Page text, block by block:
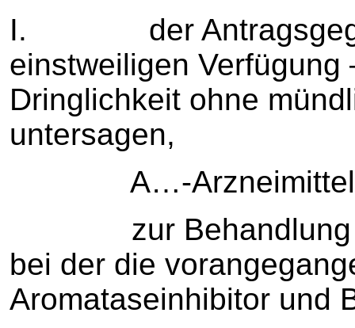
I. der
einstweiligen Verfügung
Dringlichkeit ohne
untersagen,
A…-Arzneimittel,
zur Behandlung
bei der die
Aromataseinhibitor und